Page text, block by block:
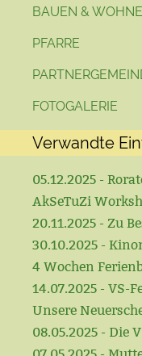
BAUEN &
PFARRE
FOTOGALERIE
Verwandte
05.12.2025 -
AkSeTuZi
20.11.2025 - Zu
30.10.2025 -
4 Wochen
14.07.2025 - VS-
Unsere
08.05.2025 - Die